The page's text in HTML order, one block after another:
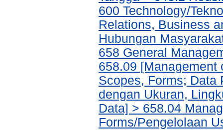
600 Technology/
Relations, Business
Hubungan
658 General
658.09
Scopes, Forms; Data
dengan Ukuran,
Data] > 658.04
Forms/Pengelolaan